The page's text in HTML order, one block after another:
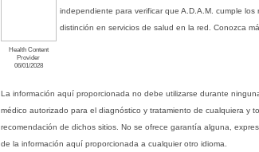
Health Content
Provider
06/01/2028
independiente para verificar que A.D.A.M. cumple
distinción en servicios de salud en la red. Conozca
La información aquí proporcionada no debe utilizarse durante
médico autorizado para el diagnóstico y tratamiento de cualquiera y
recomendación de dichos sitios. No se ofrece garantía alguna,
de la información aquí proporcionada a cualquier otro idioma.